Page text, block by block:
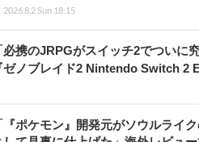
2026.8.2 Sun 18:15
必携のJRPGがスイッチ2でつい
ゼノブレイド2 Nintendo Switch 2
『ポケモン』開発元がソウルライ